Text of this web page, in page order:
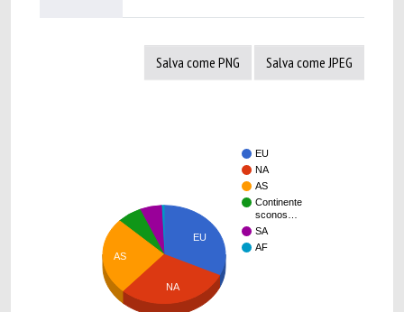
Salva come PNG Salva come JPEG
EU
NA
AS
Continente
sconos…
SA
AF
EU
AS
NA